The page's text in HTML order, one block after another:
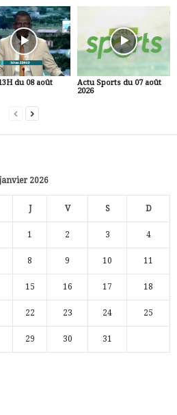
du 08 août
Actu Sports du 07 août
2026
janvier 2026
J V S D
1 2 3 4
8 9 10 11
15 16 17 18
22 23 24 25
29 30 31